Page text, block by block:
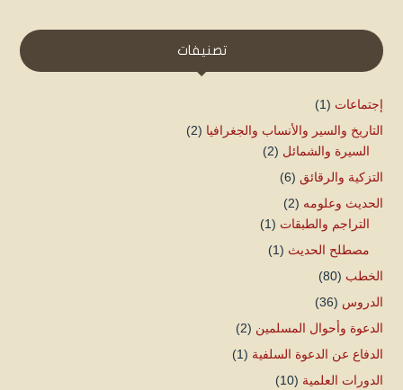
تصنيفات
إجتماعات (1)
التاريخ والسير والأنساب والجغرافيا (2)
السيرة والشمائل (2)
التزكية والرقائق (6)
الحديث وعلومه (2)
التراجم والطبقات (1)
مصطلح الحديث (1)
الخطب (80)
الدروس (36)
الدعوة وأحوال المسلمين (2)
الدفاع عن الدعوة السلفية (1)
الدورات العلمية (10)